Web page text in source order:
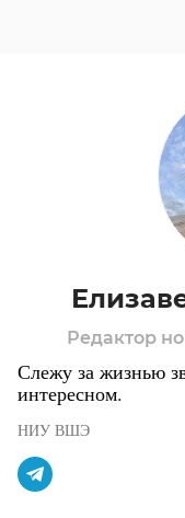
Редактор
Слежу за жизнью
интересном.
НИУ ВШЭ